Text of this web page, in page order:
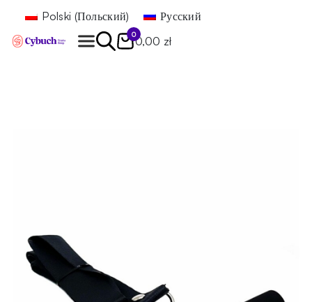
Polski (Польский) Русский
0
0,00 zł